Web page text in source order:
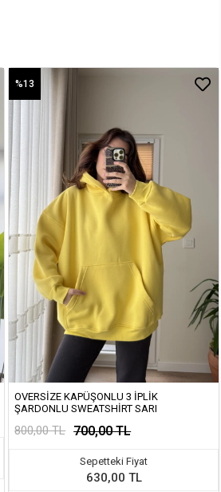
OVERSIZE KAPÜŞONLU 3 İPLIK
ŞARDONLU SWEATSHIRT SARI
%13
800,00 TL 700,00 TL
Sepetteki Fiyat
630,00 TL